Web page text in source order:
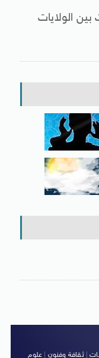
الولايات
|ثقافة وفنون
علوم